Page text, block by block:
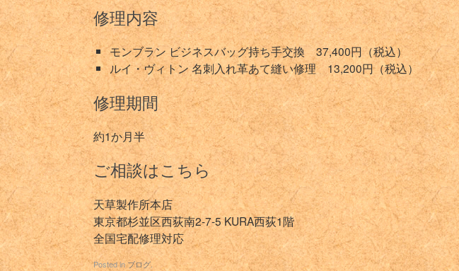
修理内容
モンブラン ビジネスバッグ持ち手交換 37,400円（税込）
ルイ・ヴィトン 名刺入れ革あて縫い修理 13,200円（税込）
修理期間
約1か月半
ご相談はこちら
天草製作所本店
東京都杉並区西荻南2-7-5 KURA西荻1階
全国宅配修理対応
Posted inブログ.